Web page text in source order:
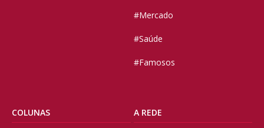
#Mercado
#Saúde
#Famosos
COLUNAS A REDE